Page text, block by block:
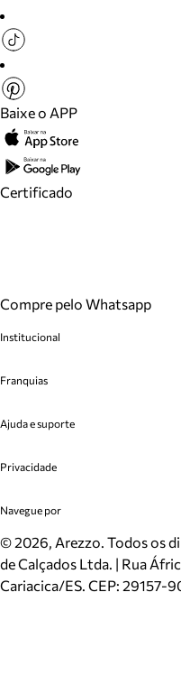
Baixe o APP
Certificado
Compre pelo Whatsapp
Institucional
Cashback
Venda Corporativa
Mapa do Site
Inverno
Mundo Arezzo
Franquias
Plano de Negócio
Ajuda e suporte
Cadastro
Meus Pedidos
Trocas e Devoluções
Cartão Presente
Localizador de lojas
Privacidade
Politica e Privacidade
Navegue por
Sapatos
Bolsas
Scarpins
©2026, Arezzo. Todos os
de Calçados Ltda. | Rua
Cariacica/ES. CEP: 29157-